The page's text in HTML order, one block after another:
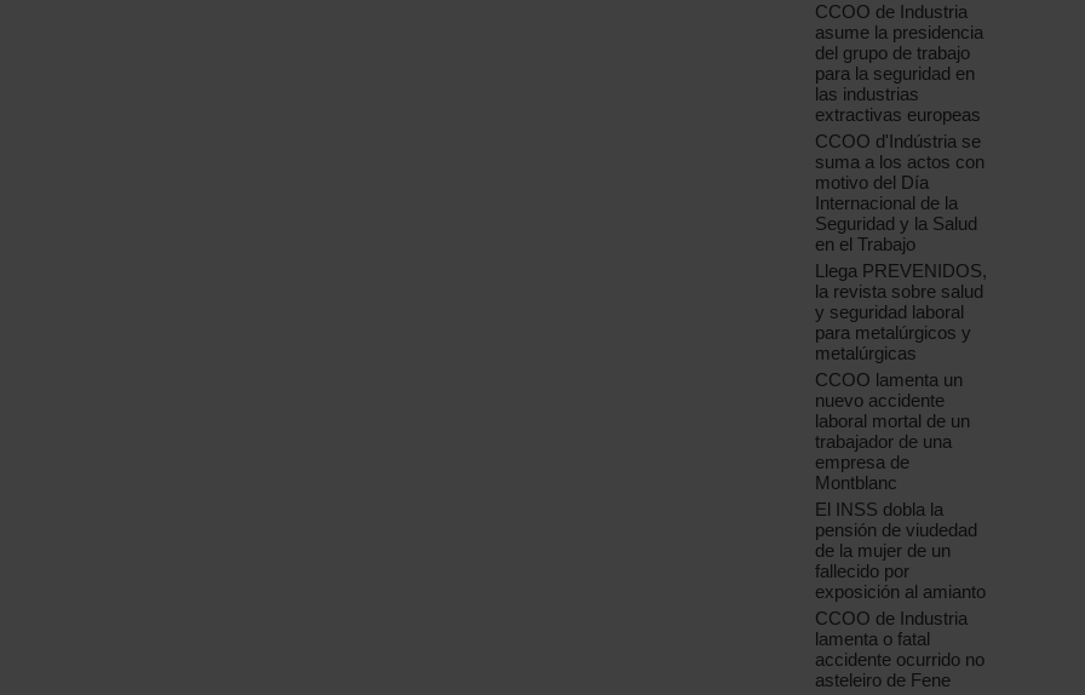
CCOO de Industria
asume la presidencia
del grupo de trabajo
para la seguridad en
las industrias
extractivas europeas
CCOO d'Indústria se
suma a los actos con
motivo del Día
Internacional de la
Seguridad y la Salud
en el Trabajo
Llega PREVENIDOS,
la revista sobre salud
y seguridad laboral
para metalúrgicos y
metalúrgicas
CCOO lamenta un
nuevo accidente
laboral mortal de un
trabajador de una
empresa de
Montblanc
El INSS dobla la
pensión de viudedad
de la mujer de un
fallecido por
exposición al amianto
CCOO de Industria
lamenta o fatal
accidente ocurrido no
asteleiro de Fene